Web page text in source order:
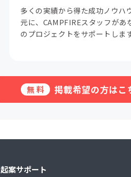
多くの実績から得た成功ノウハ
元に、CAMPFIREスタッフがあ
のプロジェクトをサポートします
無料 掲載希望の方はこ
起案サポート